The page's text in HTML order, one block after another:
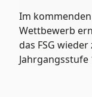
Im
Wettbewerb
das FSG
Jahrgangsstufe